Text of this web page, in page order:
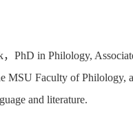
， PhD in Philology,
MSU Faculty of Philology,
and literature.